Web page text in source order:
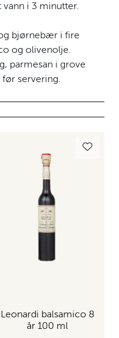
vann i 3 minutter.
bjørnebær i fire
og olivenolje.
parmesan i grove
servering.
Leonardi balsamico 8
år 100 ml